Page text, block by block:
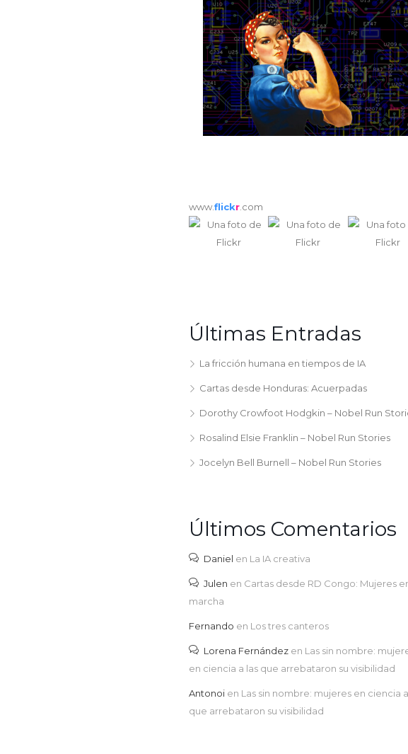
www.flickr .com
Últimas Entradas
La fricción humana en tiempos de IA
Cartas desde Honduras: Acuerpadas
Dorothy Crowfoot Hodgkin – Nobel Run
Rosalind Elsie Franklin – Nobel Run Stories
Jocelyn Bell Burnell – Nobel Run Stories
Últimos Comentarios
Daniel en La IA creativa
Julen en Cartas desde RD Congo: Mujeres
marcha
Fernando en Los tres canteros
Lorena Fernández en Las sin nombre:
en ciencia a las que arrebataron su visibilidad
Antonoi en Las sin nombre: mujeres en ciencia
que arrebataron su visibilidad